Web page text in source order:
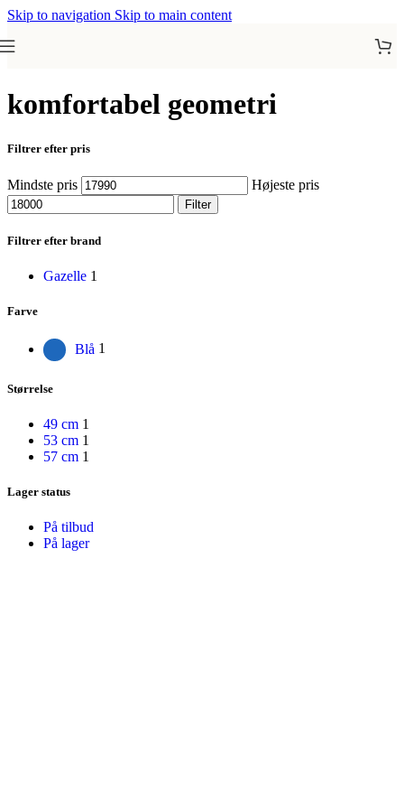
Skip to navigation Skip to main content
komfortabel geometri
Filtrer efter pris
Mindste pris Højeste pris
Filter
Filtrer efter brand
Gazelle 1
Farve
Blå 1
Størrelse
49 cm 1
53 cm 1
57 cm 1
Lager status
På tilbud
På lager